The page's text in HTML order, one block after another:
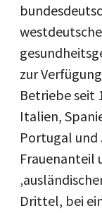
zur
Betriebe seit
Italien,
Portugal und
Frauenanteil
Drittel, bei